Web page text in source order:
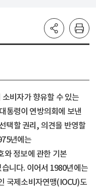
비자가 향유할 수 있는
통령이 연방의회에 보낸
택할 권리, 의견을 반영할
년에는
와 정보에 관한 기본
니다. 이어서 1980년에는
국제소비자연맹(IOCU)도